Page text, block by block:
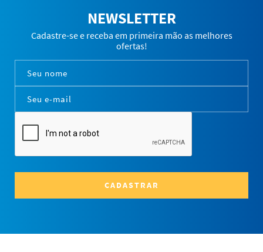
NEWSLETTER
Cadastre-se e receba em primeira mão as melhores
ofertas!
CADASTRAR